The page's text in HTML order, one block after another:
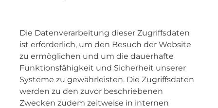
Die Datenverarbeitung dieser Zugriffsdaten
ist erforderlich, um den Besuch der Website
zu ermöglichen und um die dauerhafte
Funktionsfähigkeit und Sicherheit unserer
Systeme zu gewährleisten. Die Zugriffsdaten
werden zu den zuvor beschriebenen
Zwecken zudem zeitweise in internen